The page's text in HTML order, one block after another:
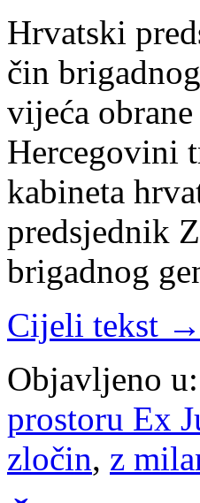
Hrvatski
čin
vijeća
Hercegovini
kabineta
predsjednik
brigadnog
Cijeli tekst →
Objavljeno u:
prostoru Ex
zločin, z